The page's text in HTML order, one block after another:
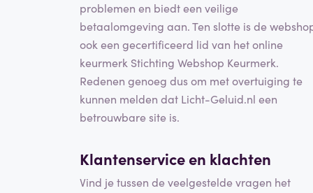
problemen en biedt een veilige
betaalomgeving aan. Ten slotte is de
ook een gecertificeerd lid van het online
keurmerk Stichting Webshop Keurmerk.
Redenen genoeg dus om met overtuiging te
kunnen melden dat Licht-Geluid.nl een
betrouwbare site is.
Klantenservice en klachten
Vind je tussen de veelgestelde vragen het